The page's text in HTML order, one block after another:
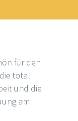
für den
total
und die
am